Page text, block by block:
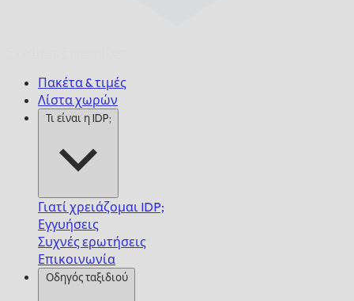
Πακέτα & τιμές
Λίστα χωρών
Τι είναι η IDP;
Γιατί χρειάζομαι IDP;
Εγγυήσεις
Συχνές ερωτήσεις
Επικοινωνία
Οδηγός ταξιδιού